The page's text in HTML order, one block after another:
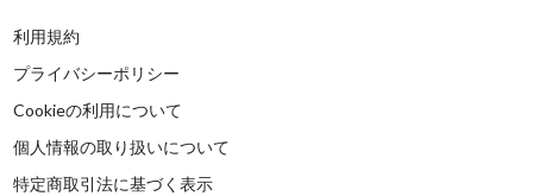
利用規約
プライバシーポリシー
Cookieの利用について
個人情報の取り扱いについて
特定商取引法に基づく表示